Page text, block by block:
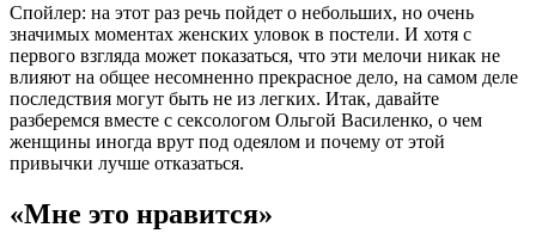
Спойлер: на этот раз речь пойдет о небольших, но очень
значимых моментах женских уловок в постели. И хотя с
первого взгляда может показаться, что эти мелочи никак не
влияют на общее несомненно прекрасное дело, на самом деле
последствия могут быть не из легких. Итак, давайте
разберемся вместе с сексологом Ольгой Василенко, о чем
женщины иногда врут под одеялом и почему от этой
привычки лучше отказаться.
«Мне это нравится»